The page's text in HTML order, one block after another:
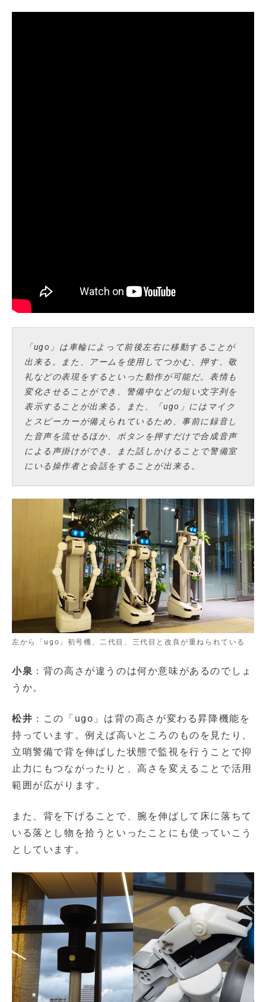
「ugo」は車輪によって前後左右に移動することが
出来る。また、アームを使用してつかむ、押す、敬
礼などの表現をするといった動作が可能だ。表情も
変化させることができ、警備中などの短い文字列を
表示することが出来る。また、「ugo」にはマイク
とスピーカーが備えられているため、事前に録音し
た音声を流せるほか、ボタンを押すだけで合成音声
による声掛けができ、また話しかけることで警備室
にいる操作者と会話をすることが出来る。
左から「ugo」初号機、二代目、三代目と改良が重ねられている
小泉 ：背の高さが違うのは何か意味があるのでしょ
うか。
松井 ：この「ugo」は背の高さが変わる昇降機能を
持っています。例えば高いところのものを見たり、
立哨警備で背を伸ばした状態で監視を行うことで抑
止力にもつながったりと、高さを変えることで活用
範囲が広がります。
また、背を下げることで、腕を伸ばして床に落ちて
いる落とし物を拾うといったことにも使っていこう
としています。